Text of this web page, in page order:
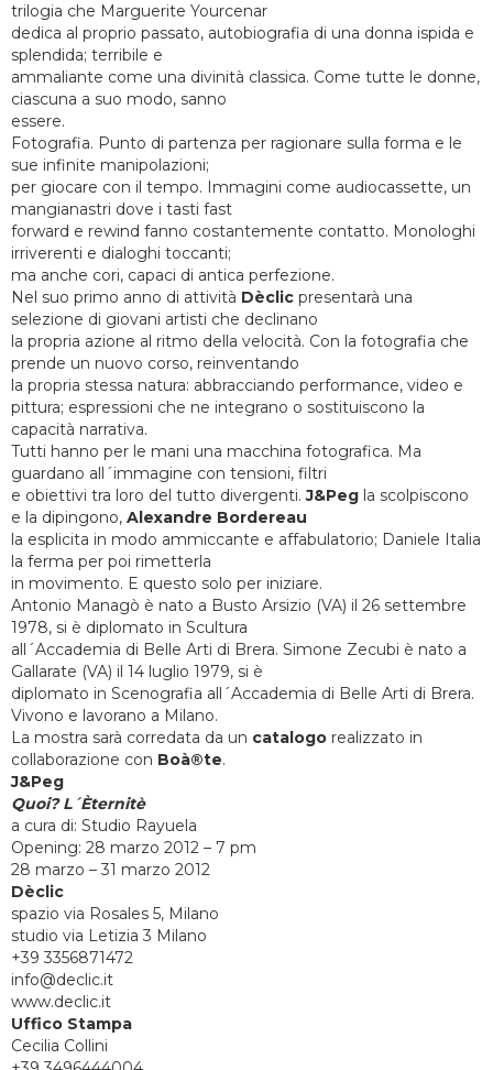
trilogia che Marguerite Yourcenar
dedica al proprio passato, autobiografia di una donna ispida e
splendida; terribile e
ammaliante come una divinità classica. Come tutte le donne,
ciascuna a suo modo, sanno
essere.
Fotografia. Punto di partenza per ragionare sulla forma e le
sue infinite manipolazioni;
per giocare con il tempo. Immagini come audiocassette, un
mangianastri dove i tasti fast
forward e rewind fanno costantemente contatto. Monologhi
irriverenti e dialoghi toccanti;
ma anche cori, capaci di antica perfezione.
Nel suo primo anno di attività Dèclic presentarà una
selezione di giovani artisti che declinano
la propria azione al ritmo della velocità. Con la fotografia che
prende un nuovo corso, reinventando
la propria stessa natura: abbracciando performance, video e
pittura; espressioni che ne integrano o sostituiscono la
capacità narrativa.
Tutti hanno per le mani una macchina fotografica. Ma
guardano all´immagine con tensioni, filtri
e obiettivi tra loro del tutto divergenti.J&Peg la scolpiscono
e la dipingono, Alexandre Bordereau
la esplicita in modo ammiccante e affabulatorio; Daniele Italia
la ferma per poi rimetterla
in movimento. E questo solo per iniziare.
Antonio Managò è nato a Busto Arsizio (VA) il 26 settembre
1978, si è diplomato in Scultura
all´Accademia di Belle Arti di Brera. Simone Zecubi è nato a
Gallarate (VA) il 14 luglio 1979, si è
diplomato in Scenografia all´Accademia di Belle Arti di Brera.
Vivono e lavorano a Milano.
La mostra sarà corredata da un catalogo realizzato in
collaborazione con Boà®te.
J&Peg
Quoi? L´Èternitè
a cura di: Studio Rayuela
Opening: 28 marzo 2012 – 7 pm
28 marzo – 31 marzo 2012
Dèclic
spazio via Rosales 5, Milano
studio via Letizia 3 Milano
+39 3356871472
info@declic.it
www.declic.it
Uffico Stampa
Cecilia Collini